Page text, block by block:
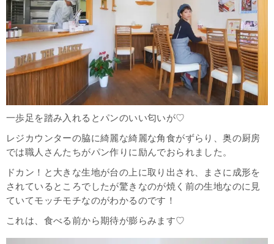
一歩足を踏み入れるとパンのいい匂いが♡
レジカウンターの脇に綺麗な綺麗な角食がずらり、奥の厨房
では職人さんたちがパン作りに励んでおられました。
ドカン！と大きな生地が台の上に取り出され、まさに成形を
されているところでしたが驚きなのが焼く前の生地なのに見
ていてモッチモチなのがわかるのです！
これは、食べる前から期待が膨らみます♡